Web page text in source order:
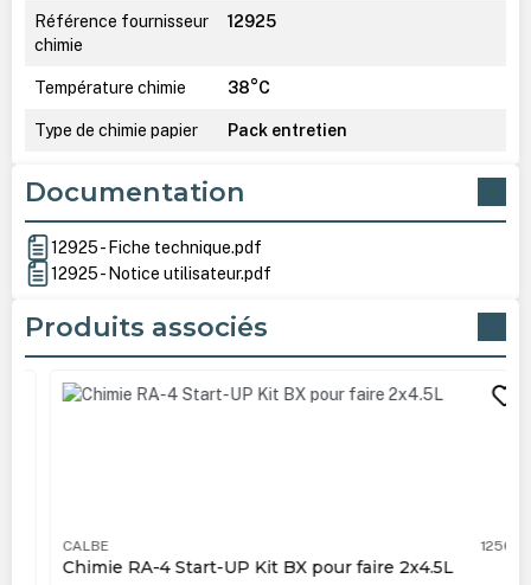
Référence fournisseur
chimie
12925
Température chimie 38°C
Type de chimie papier Pack entretien
Documentation
12925 - Fiche technique.pdf
12925 - Notice utilisateur.pdf
Produits associés
Ignorer la galerie de produits
CALBE 12561
Chimie RA-4 Start-UP Kit BX pour faire 2x4.5L